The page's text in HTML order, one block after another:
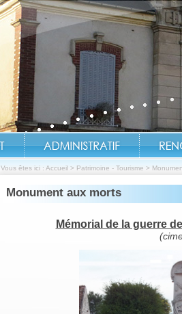
Vous êtes ici : Accueil > Patrimoine - Tourisme >
Monument aux morts
Mémorial de la guerre